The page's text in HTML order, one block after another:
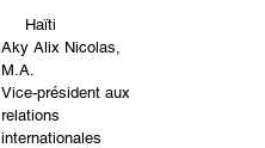
Haïti
Aky Alix Nicolas,
M.A.
Vice-président aux
relations
internationales